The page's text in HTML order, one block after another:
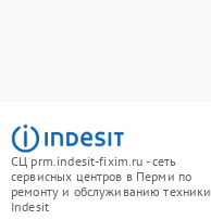
СЦ prm.indesit-fixim.ru - сеть
сервисных центров в Перми по
ремонту и обслуживанию техники
Indesit